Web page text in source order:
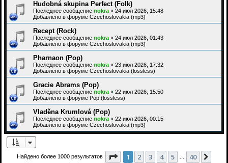
Hudobná skupina Perfect (Folk)
Последнее сообщение nokra « 24 июл 2026, 15:48
Добавлено в форуме Czechoslovakia (mp3)
Recept (Rock)
Последнее сообщение nokra « 24 июл 2026, 01:43
Добавлено в форуме Czechoslovakia (mp3)
Pharnaon (Pop)
Последнее сообщение nokra « 23 июл 2026, 17:32
Добавлено в форуме Czechoslovakia (lossless)
Gracie Abrams (Pop)
Последнее сообщение nokra « 22 июл 2026, 15:50
Добавлено в форуме Pop (lossless)
Vladěna Krumlová (Pop)
Последнее сообщение nokra « 22 июл 2026, 00:15
Добавлено в форуме Czechoslovakia (mp3)
Найдено более 1000 результатов Страница из 40
1 2 3 4 5 40